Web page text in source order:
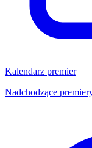
Kalendarz premier
Nadchodzące